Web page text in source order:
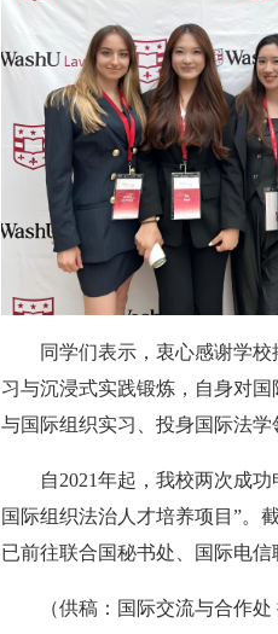
同学们表示，衷心感谢学
习与沉浸式实践锻炼，自身对
与国际组织实习、投身国际法学
自2021年起，我校两次成
国际组织法治人才培养项目”。
已前往联合国秘书处、国际电信
（供稿：国际交流与合作